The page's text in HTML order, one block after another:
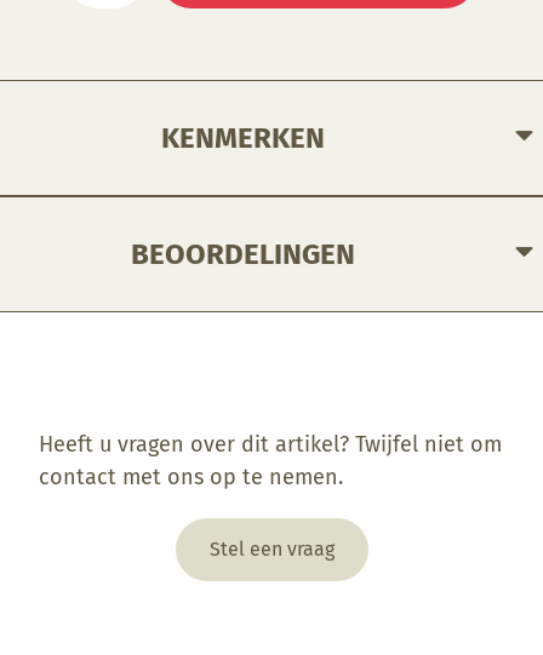
HH-
KENMERKEN
BEOORDELINGEN
Heeft u vragen over dit artikel? Twijfel niet om
contact met ons op te nemen.
Stel een vraag